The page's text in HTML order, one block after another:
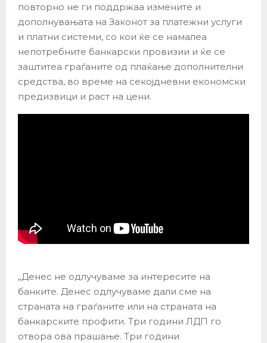
повторно не ги поддржаа измените и
дополнувањата на Законот за платежни услуги
и платни системи, со кои ќе се намалеа
непотребните банкарски провизии и ќе се
заштитеа граѓаните од плаќање дополнителни
средства, во време на секојдневни економски
предизвици и раст на цени.
„Денес не одлучуваме за интересите на
банките. Денес одлучуваме дали сме на
страната на граѓаните или на страната на
банкарските профити. Три години ЛДП го
отвора ова прашање. Три години